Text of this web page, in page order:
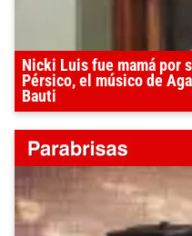
Nicki Luis fue mamá por
Pérsico, el músico de
Bauti